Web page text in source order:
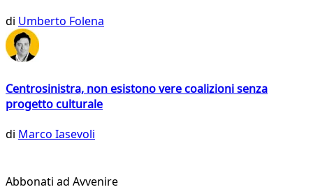
di Umberto Folena
Centrosinistra, non esistono vere coalizioni senza
progetto culturale
di Marco Iasevoli
Abbonati ad Avvenire